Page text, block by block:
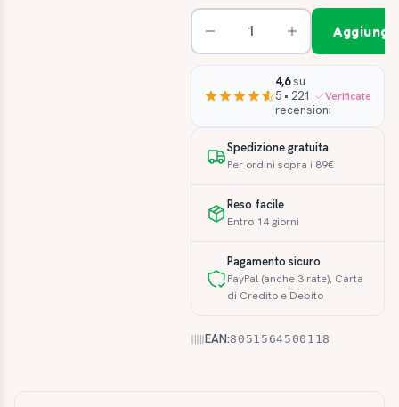
4,6su
5 • 221
recensioni
Verificate
Spedizione gratuita
Per ordini sopra i 89€
Reso facile
Entro 14 giorni
Pagamento sicuro
PayPal (anche 3 rate), Carta
di Credito e Debito
EAN:8051564500118